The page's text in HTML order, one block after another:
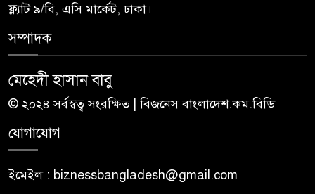
ফ্ল্যাট ৯/বি, এসি মার্কেট, ঢাকা।
সম্পাদক
মেহেদী হাসান বাবু
© ২০২৪ সর্বস্বত্ব সংরক্ষিত | বিজনেস বাংলাদেশ.কম.বিডি
যোগাযোগ
ইমেইল : biznessbangladesh@gmail.com